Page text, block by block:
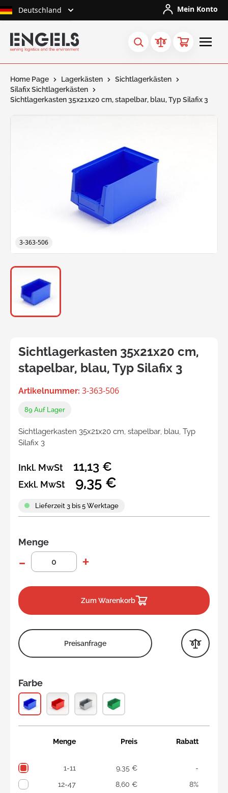
Skip to Content
Deutschland Mein Konto
Home Page Lagerkästen
Sichtlagerkästen
Silafix Sichtlagerkästen
Sichtlagerkasten 35x21x20 cm, stapelbar, blau, Typ Silafix 3
3-363-506
Sichtlagerkasten 35x21x20 cm,
stapelbar, blau, Typ Silafix 3
Artikelnummer: 3-363-506
89 Auf Lager
Sichtlagerkasten 35x21x20 cm, stapelbar, blau, Typ
Silafix 3
Inkl. MwSt 11,13 €
Exkl. MwSt 9,35 €
Lieferzeit 3 bis 5 Werktage
Menge
Zum Warenkorb
Preisanfrage
Farbe
Menge Preis Rabatt
1-11 9,35 €
-
12-47
8,60 €
8%